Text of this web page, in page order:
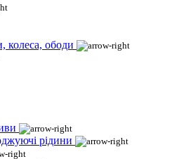
колеса, ободи
рідини